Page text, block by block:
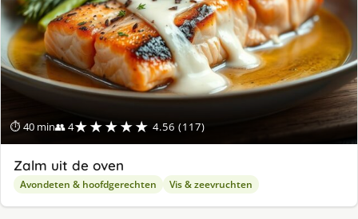
⏱ 40 min👥 4★★★★★ 4.56 (117)
Zalm uit de oven
Avondeten & hoofdgerechten Vis & zeevruchten